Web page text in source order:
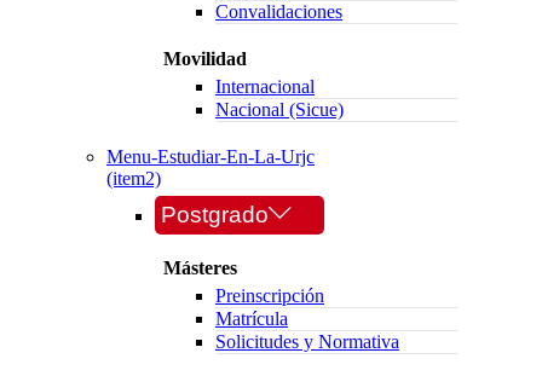
Convalidaciones
Movilidad
Internacional
Nacional (Sicue)
Menu-Estudiar-En-La-Urjc
(item2)
Postgrado
Másteres
Preinscripción
Matrícula
Solicitudes y Normativa